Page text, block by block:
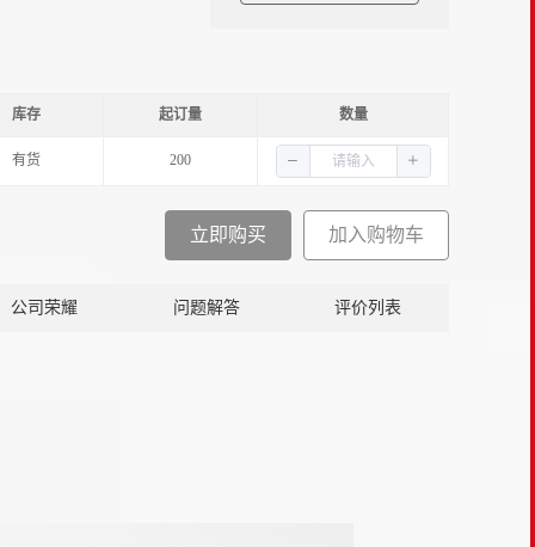
库存 起订量 数量
有货 200
立即购买 加入购物车
公司荣耀 问题解答 评价列表